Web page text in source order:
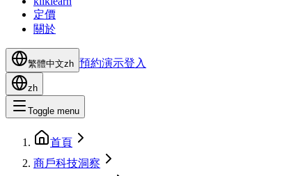
定價
關於
繁體中文zh 預約演示登入
zh
Toggle menu
首頁
商戶科技洞察